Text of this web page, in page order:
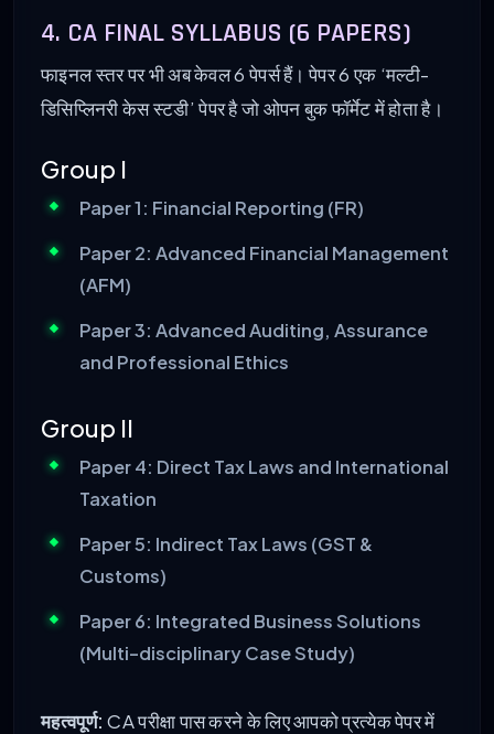
4. CA FINAL SYLLABUS (6 PAPERS)
फाइनल स्तर पर भी अब केवल 6 पेपर्स हैं। पेपर 6 एक ‘मल्टी-
डिसिप्लिनरी केस स्टडी’ पेपर है जो ओपन बुक फॉर्मेट में होता है।
Group I
Paper 1: Financial Reporting (FR)
Paper 2: Advanced Financial Management
(AFM)
Paper 3: Advanced Auditing, Assurance
and Professional Ethics
Group II
Paper 4: Direct Tax Laws and International
Taxation
Paper 5: Indirect Tax Laws (GST &
Customs)
Paper 6: Integrated Business Solutions
(Multi-disciplinary Case Study)
महत्वपूर्ण: CA परीक्षा पास करने के लिए आपको प्रत्येक पेपर में